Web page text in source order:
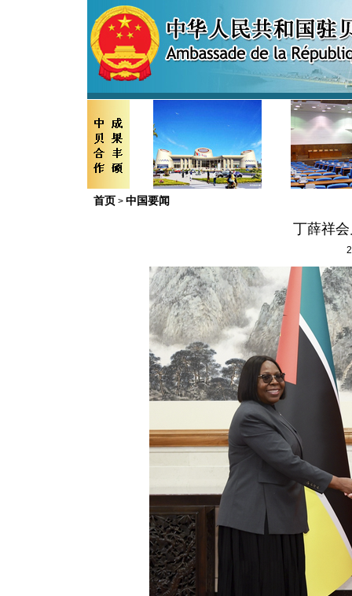
首页 > 中国要闻
丁薛祥